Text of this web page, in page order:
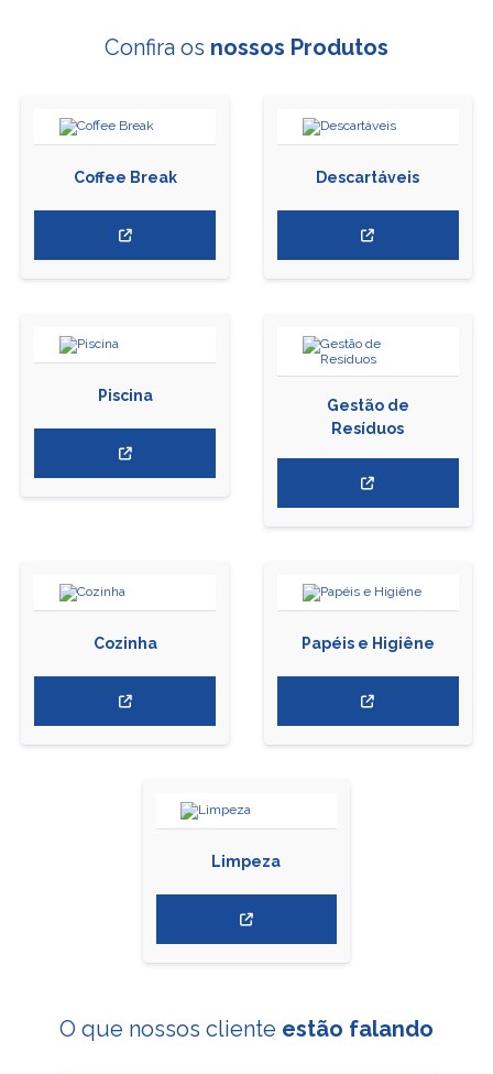
Confira os nossos Produtos
Coffee Break Descartáveis
Piscina
Gestão de
Resíduos
Cozinha Papéis e Higiêne
Limpeza
O que nossos cliente estão falando